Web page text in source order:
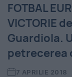
FOTBAL
VICTORIE
Guardiola.
petrecerea
7 APRILIE 2018